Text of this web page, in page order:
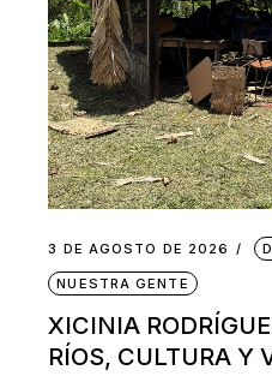
3 DE AGOSTO DE 2026
NUESTRA GENTE
XICINIA
RÍOS, CULTURA Y